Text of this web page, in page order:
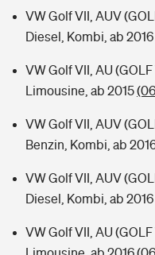
VW Golf VII, AUV
Diesel, Kombi, ab 2016
VW Golf VII, AU (GOLF
Limousine, ab 2015
VW Golf VII, AUV
Benzin, Kombi, ab
VW Golf VII, AUV
Diesel, Kombi, ab 2016
VW Golf VII, AU (GOLF